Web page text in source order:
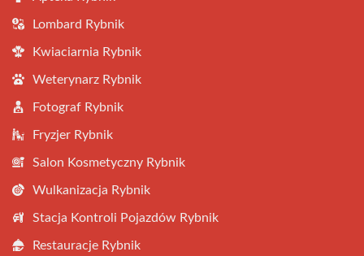
Lombard Rybnik
Kwiaciarnia Rybnik
Weterynarz Rybnik
Fotograf Rybnik
Fryzjer Rybnik
Salon Kosmetyczny Rybnik
Wulkanizacja Rybnik
Stacja Kontroli Pojazdów Rybnik
Restauracje Rybnik